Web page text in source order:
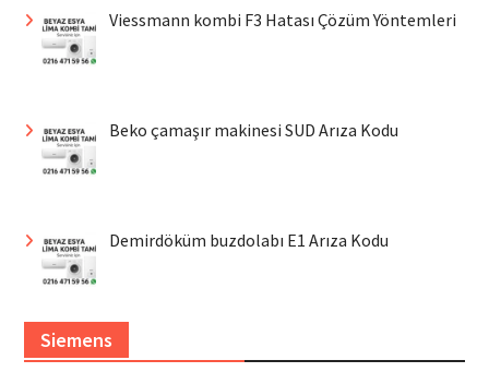
Viessmann kombi F3 Hatası Çözüm Yöntemleri
Beko çamaşır makinesi SUD Arıza Kodu
Demirdöküm buzdolabı E1 Arıza Kodu
Siemens